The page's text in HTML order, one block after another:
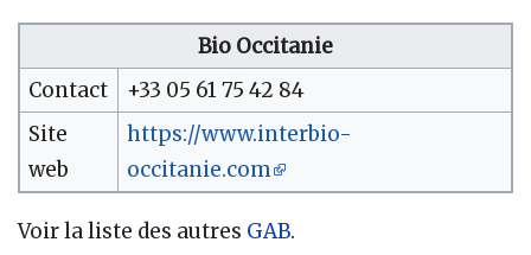
Bio Occitanie
Contact
+33 05 61 75 42 84
Site
web
https://www.interbio-
occitanie.com
Voir la liste des autres GAB.